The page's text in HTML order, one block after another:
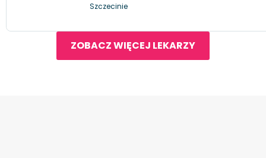
Szczecinie
ZOBACZ WIĘCEJ LEKARZY